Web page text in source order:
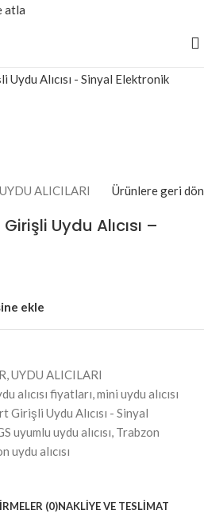
atla
UYDU ALICILARI Ürünlere geri dön
Uydu Alıcısı –
ekle
,UYDU ALICILARI
alıcısı fiyatları,mini uydu alıcısı
Girişli Uydu Alıcısı - Sinyal
uyumlu uydu alıcısı, Trabzon
uydu alıcısı
(0)NAKLIYE VE TESLIMAT